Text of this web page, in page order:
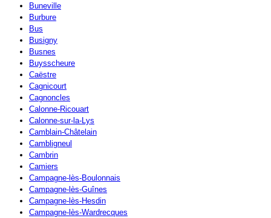
Buneville
Burbure
Bus
Busigny
Busnes
Buysscheure
Caëstre
Cagnicourt
Cagnoncles
Calonne-Ricouart
Calonne-sur-la-Lys
Camblain-Châtelain
Cambligneul
Cambrin
Camiers
Campagne-lès-Boulonnais
Campagne-lès-Guînes
Campagne-lès-Hesdin
Campagne-lès-Wardrecques